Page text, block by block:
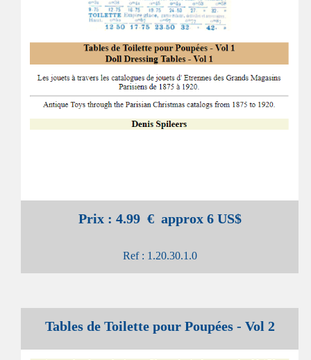
Prix : 4.99 € approx 6 US$
Ref : 1.20.30.1.0
Tables de Toilette pour Poupées - Vol 2